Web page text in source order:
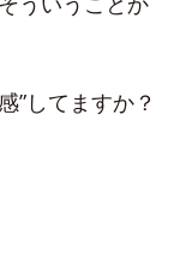
”してますか？